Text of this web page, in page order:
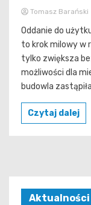
Tomasz Barański
Oddanie do
to krok milowy w
tylko zwiększa
możliwości dla
budowla
Czytaj dalej
Aktualności